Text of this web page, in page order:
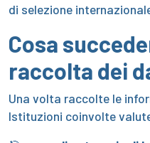
di selezione
Cosa
raccolta dei
Una volta raccolte le
Istituzioni coinvolte